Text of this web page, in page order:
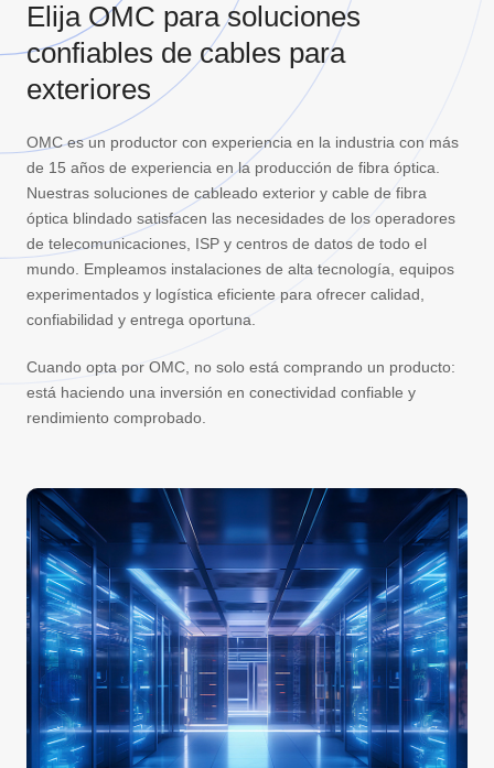
Elija OMC para soluciones
confiables de cables para
exteriores
OMC es un productor con experiencia en la industria con más
de 15 años de experiencia en la producción de fibra óptica.
Nuestras soluciones de cableado exterior y cable de fibra
óptica blindado satisfacen las necesidades de los operadores
de telecomunicaciones, ISP y centros de datos de todo el
mundo. Empleamos instalaciones de alta tecnología, equipos
experimentados y logística eficiente para ofrecer calidad,
confiabilidad y entrega oportuna.
Cuando opta por OMC, no solo está comprando un producto:
está haciendo una inversión en conectividad confiable y
rendimiento comprobado.